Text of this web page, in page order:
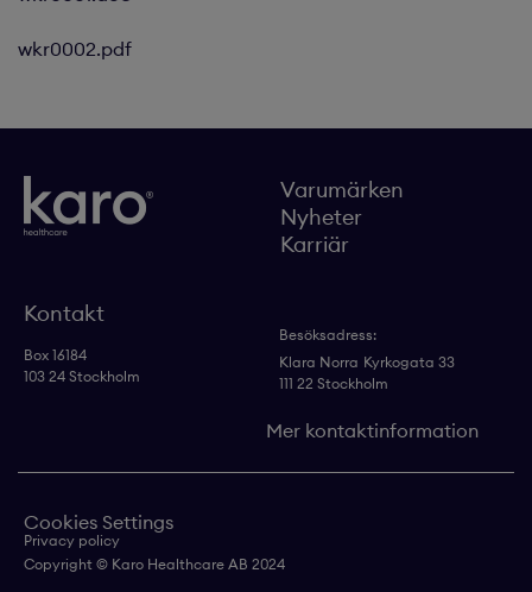
wkr0002.pdf
Varumärken
Nyheter
Karriär
Kontakt
Box 16184
103 24 Stockholm
Besöksadress:
Klara Norra Kyrkogata 33
111 22 Stockholm
Mer kontaktinformation
Cookies Settings
Privacy policy
Copyright © Karo Healthcare AB 2024